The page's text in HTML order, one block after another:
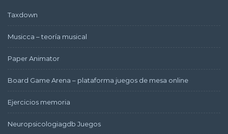
Taxdown
Musicca – teoría musical
Paper Animator
Board Game Arena – plataforma juegos de mesa online
Ejercicios memoria
Neuropsicologiagdb Juegos